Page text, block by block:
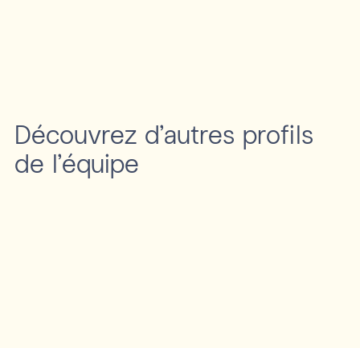
Découvrez d'autres profils
de l’équipe